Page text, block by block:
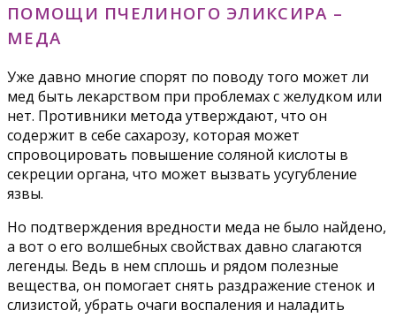
ПОМОЩИ ПЧЕЛИНОГО ЭЛИКСИРА –
МЕДА
Уже давно многие спорят по поводу того может ли
мед быть лекарством при проблемах с желудком или
нет. Противники метода утверждают, что он
содержит в себе сахарозу, которая может
спровоцировать повышение соляной кислоты в
секреции органа, что может вызвать усугубление
язвы.
Но подтверждения вредности меда не было найдено,
а вот о его волшебных свойствах давно слагаются
легенды. Ведь в нем сплошь и рядом полезные
вещества, он помогает снять раздражение стенок и
слизистой, убрать очаги воспаления и наладить